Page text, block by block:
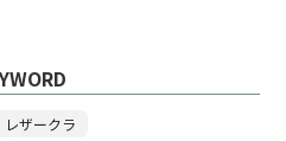
ザークラ